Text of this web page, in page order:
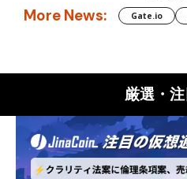
More News: Gate.io
厳選・